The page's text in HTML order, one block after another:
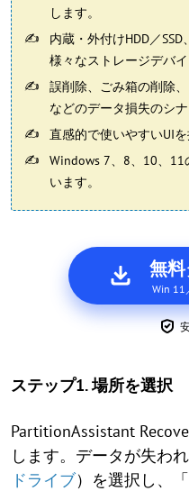
します。
内蔵・外付けHDD／SSD
様々なストレージデバイ
誤削除、ごみ箱の削除、
などのデータ損失のシ
直感的で使いやすいUIを
Windows 7、8、10、
います。
無
Win 11
ステップ1. 場所を選択
PartitionAssistant
します。データが失わ
ドライブ）を選択し、